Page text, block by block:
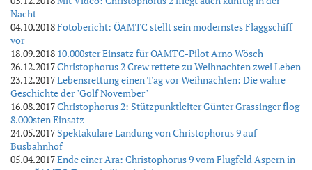
Nacht
04.10.2018Fotobericht: ÖAMTC stellt sein modernstes Flaggschiff
vor
18.09.2018 10.000ster Einsatz für ÖAMTC-Pilot Arno Wösch
26.12.2017Christophorus 2 Crew rettete zu Weihnachten zwei Leben
23.12.2017Lebensrettung einen Tag vor Weihnachten: Die wahre
Geschichte der "Golf November"
16.08.2017Christophorus 2: Stützpunktleiter Günter Grassinger flog
8.000sten Einsatz
24.05.2017 Spektakuläre Landung von Christophorus 9 auf
Busbahnhof
05.04.2017Ende einer Ära: Christophorus 9 vom Flugfeld Aspern in